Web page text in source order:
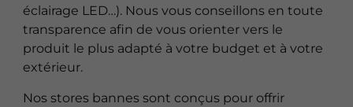
éclairage LED…). Nous vous conseillons en toute
transparence afin de vous orienter vers le
produit le plus adapté à votre budget et à votre
extérieur.
Nos stores bannes sont conçus pour offrir